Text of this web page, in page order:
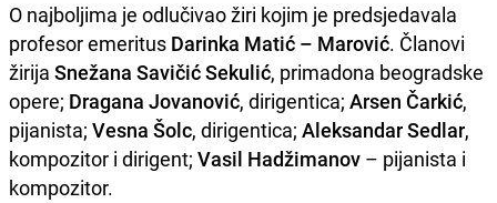
O najboljima je odlučivao žiri kojim je predsjedavala
profesor emeritus Darinka Matić – Marović. Članovi
žirija Snežana Savičić Sekulić, primadona beogradske
opere; Dragana Jovanović, dirigentica; Arsen Čarkić,
pijanista; Vesna Šolc, dirigentica; Aleksandar Sedlar,
kompozitor i dirigent; Vasil Hadžimanov – pijanista i
kompozitor.